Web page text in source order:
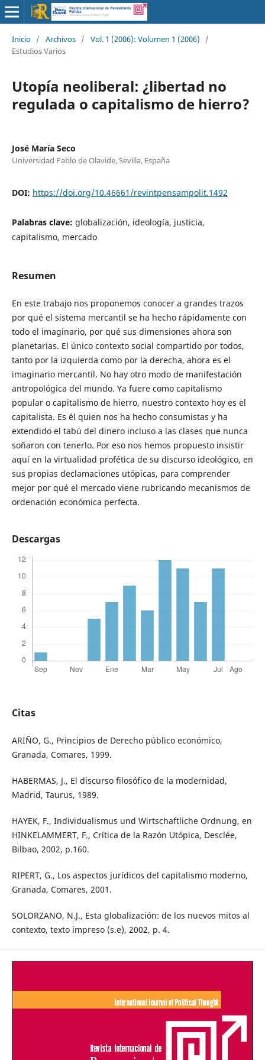
Inicio / Archivos / Vol. 1 (2006): Volumen 1 (2006)
/
Estudios Varios
Utopía neoliberal: ¿libertad no
regulada o capitalismo de hierro?
José María Seco
Universidad Pablo de Olavide, Sevilla, España
DOI: https://doi.org/10.46661/revintpensampolit.1492
Palabras clave: globalización, ideología, justicia,
capitalismo, mercado
Resumen
En este trabajo nos proponemos conocer a grandes trazos
por qué el sistema mercantil se ha hecho rápidamente con
todo el imaginario, por qué sus dimensiones ahora son
planetarias. El único contexto social compartido por todos,
tanto por la izquierda como por la derecha, ahora es el
imaginario mercantil. No hay otro modo de manifestación
antropológica del mundo. Ya fuere como capitalismo
popular o capitalismo de hierro, nuestro contexto hoy es el
capitalista. Es él quien nos ha hecho consumistas y ha
extendido el tabú del dinero incluso a las clases que nunca
soñaron con tenerlo. Por eso nos hemos propuesto insistir
aquí en la virtualidad profética de su discurso ideológico, en
sus propias declamaciones utópicas, para comprender
mejor por qué el mercado viene rubricando mecanismos de
ordenación económica perfecta.
Descargas
Citas
ARIÑO, G., Principios de Derecho público económico,
Granada, Comares, 1999.
HABERMAS, J., El discurso filosófico de la modernidad,
Madrid, Taurus, 1989.
HAYEK, F., Individualismus und Wirtschaftliche Ordnung, en
HINKELAMMERT, F., Crítica de la Razón Utópica, Desclée,
Bilbao, 2002, p.160.
RIPERT, G., Los aspectos jurídicos del capitalismo moderno,
Granada, Comares, 2001.
SOLORZANO, N.J., Esta globalización: de los nuevos mitos al
contexto, texto impreso (s.e), 2002, p. 4.